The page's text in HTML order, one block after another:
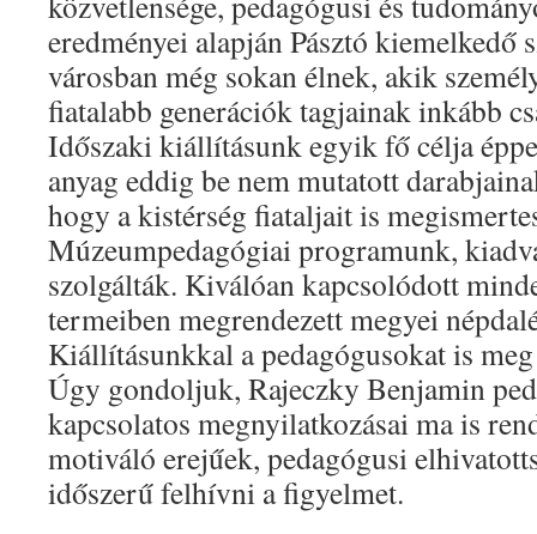
eredményei alapján Pásztó kiemelkedő
városban még sokan élnek, akik
fiatalabb generációk tagjainak inkább
Időszaki kiállításunk egyik fő célja
anyag eddig be nem mutatott
hogy a kistérség fiataljait is
Múzeumpedagógiai programunk,
szolgálták. Kiválóan kapcsolódott
termeiben megrendezett megyei
Kiállításunkkal a pedagógusokat is
Úgy gondoljuk, Rajeczky Benjamin
kapcsolatos megnyilatkozásai ma is
motiváló erejűek, pedagógusi
időszerű felhívni a figyelmet.